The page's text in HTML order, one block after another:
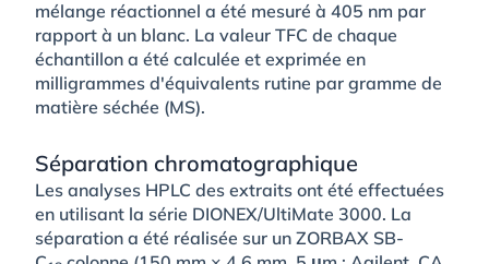
mélange réactionnel a été mesuré à 405 nm par
rapport à un blanc. La valeur TFC de chaque
échantillon a été calculée et exprimée en
milligrammes d'équivalents rutine par gramme de
matière séchée (MS).
Séparation chromatographique
Les analyses HPLC des extraits ont été effectuées
en utilisant la série DIONEX/UltiMate 3000. La
séparation a été réalisée sur un ZORBAX SB-